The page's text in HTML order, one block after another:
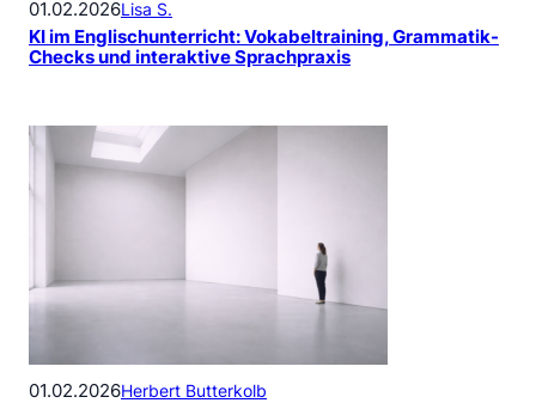
01.02.2026Lisa S.
KI im Englischunterricht: Vokabeltraining, Grammatik-
Checks und interaktive Sprachpraxis
01.02.2026Herbert Butterkolb